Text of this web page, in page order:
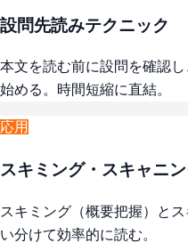
設問先読みテクニック
本文を読む前に設問を確認
始める。時間短縮に直結。
応用
スキミング・スキャニ
スキミング（概要把握）と
い分けて効率的に読む。